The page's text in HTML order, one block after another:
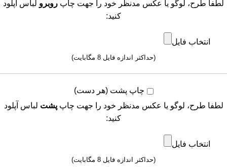
لطفا طرح، لوگو یا عکس مدنظر خود را جهت چاپ روبرو لباس آپلود
کنید:
انتخاب فایل
(حداکثر اندازه فایل 8 مگابایت)
چاپ پشت (هر دست)
لطفا طرح، لوگو یا عکس مدنظر خود را جهت چاپپشت لباس آپلود
کنید:
انتخاب فایل
(حداکثر اندازه فایل 8 مگابایت)